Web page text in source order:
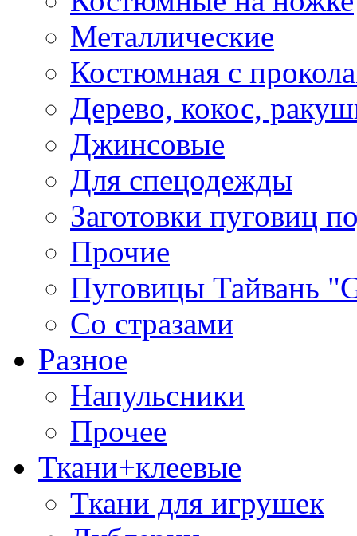
Металлические
Костюмная с
Дерево, кокос,
Джинсовые
Для спецодежды
Заготовки пуговиц
Прочие
Пуговицы Тайвань
Со стразами
Разное
Напульсники
Прочее
Ткани+клеевые
Ткани для игрушек